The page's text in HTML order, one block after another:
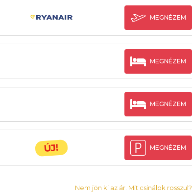
MEGNÉZEM
MEGNÉZEM
MEGNÉZEM
ÚJ! MEGNÉZEM
Nem jön ki az ár. Mit csinálok rosszul?